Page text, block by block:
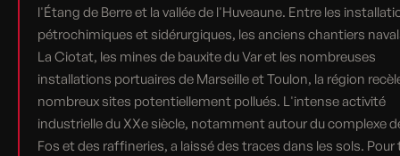
l'Étang de Berre et la vallée de l'Huveaune. Entre les
pétrochimiques et sidérurgiques, les anciens chantiers
La Ciotat, les mines de bauxite du Var et les nombreuses
installations portuaires de Marseille et Toulon, la région
nombreux sites potentiellement pollués. L'intense activité
industrielle du XXe siècle, notamment autour du complexe
Fos et des raffineries, a laissé des traces dans les sols.